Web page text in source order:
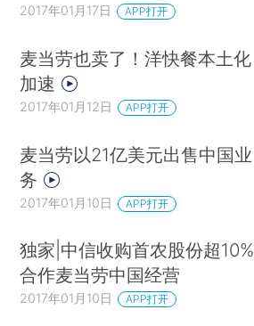
2017年01月17日 APP打开
麦当劳也卖了！洋快餐本土化
加速
2017年01月12日 APP打开
麦当劳以21亿美元出售中国业
务
2017年01月10日 APP打开
独家|中信收购首农股份超10%
合作麦当劳中国经营
2017年01月10日 APP打开